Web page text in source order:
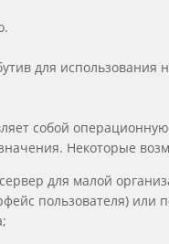
для
собой
Некоторые
для малой
пользователя) или